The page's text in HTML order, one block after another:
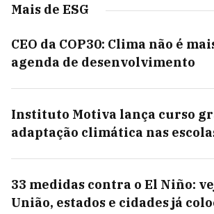
Mais de ESG
CEO da COP30: Clima não é
agenda de desenvolvimento
Instituto Motiva lança curso
adaptação climática nas
33 medidas contra o El Niño:
União, estados e cidades já